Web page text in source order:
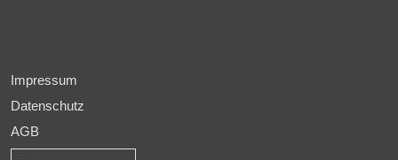
Impressum
Datenschutz
AGB